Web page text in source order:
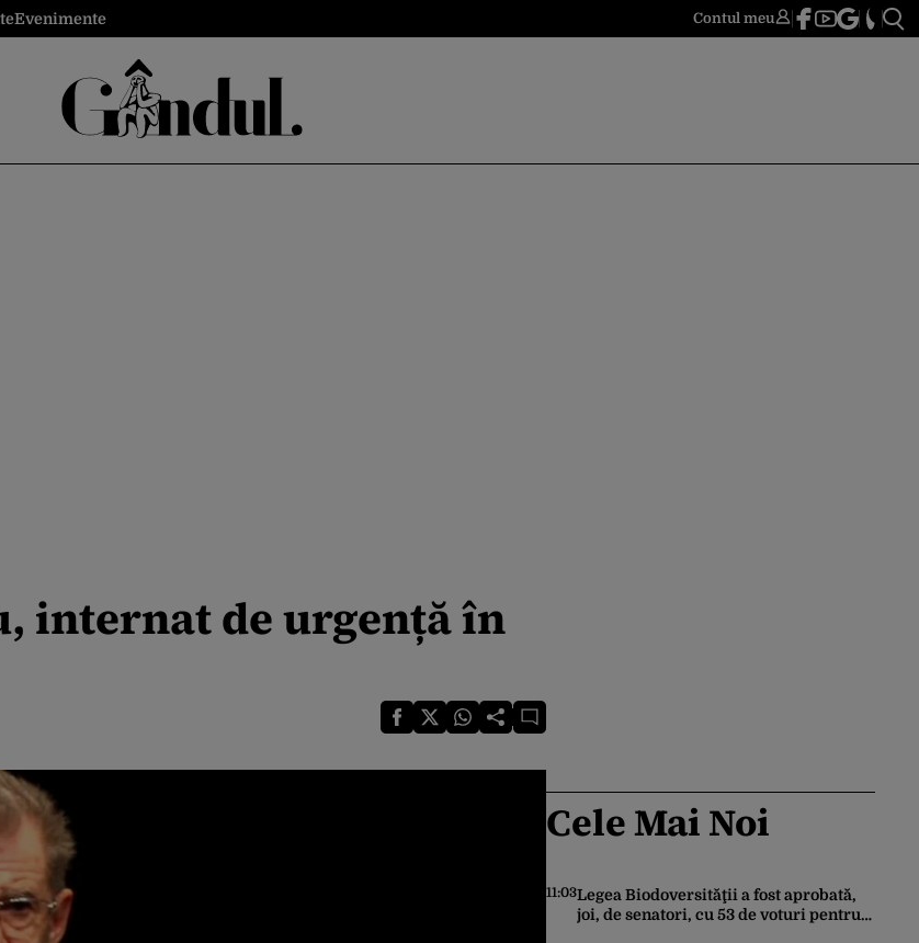
Evenimente Contul meu
internat de urgență în
Cele Mai Noi
11:03Legea Biodoversităţii a fost aprobată,
joi, de senatori, cu 53 de voturi pentru